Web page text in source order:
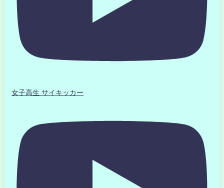
女子高生 サイキッカー